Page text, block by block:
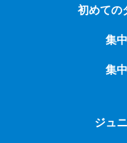
初めての
集
集
ジュ